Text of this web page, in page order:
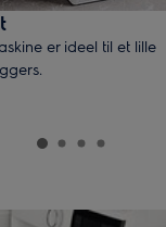
er ideel til et lille